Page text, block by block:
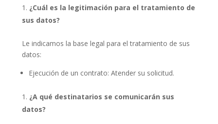
¿Cuál es la legitimación para el tratamiento de
sus datos?
Le indicamos la base legal para el tratamiento de sus
datos:
Ejecución de un contrato: Atender su solicitud.
¿A qué destinatarios se comunicarán sus
datos?